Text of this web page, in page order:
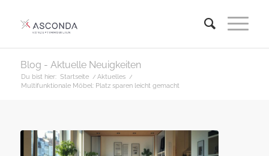
Blog - Aktuelle Neuigkeiten
Du bist hier: Startseite / Aktuelles /
Multifunktionale Möbel: Platz sparen leicht gemacht